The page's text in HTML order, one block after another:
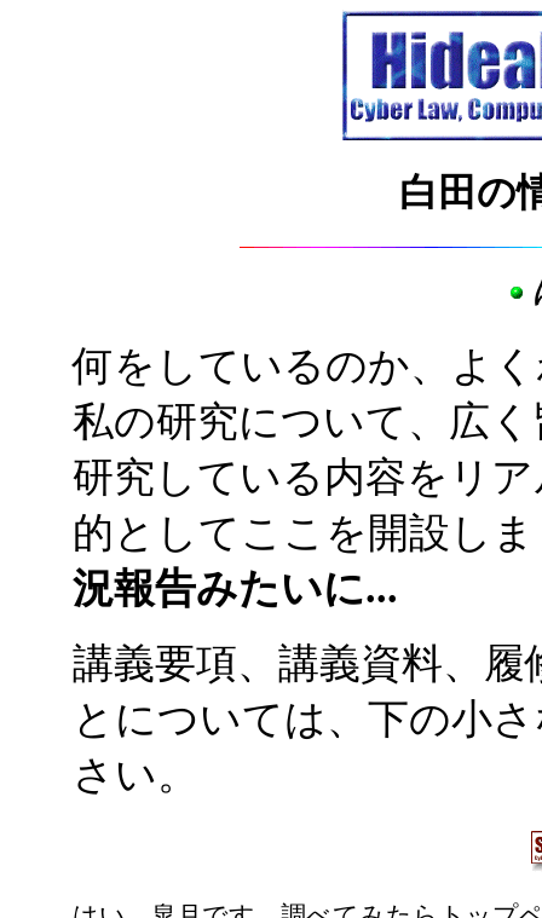
白田の
何をしているのか、よ
私の研究について、広
研究している内容をリ
的としてここを開設し
況報告みたいに...
講義要項、講義資料、
とについては、下の小
さい。